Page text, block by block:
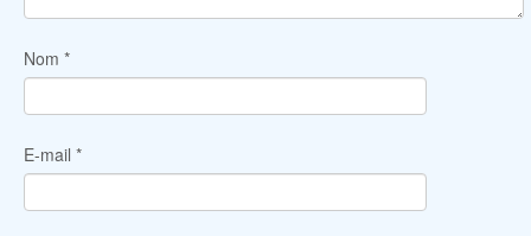
Nom *
E-mail *